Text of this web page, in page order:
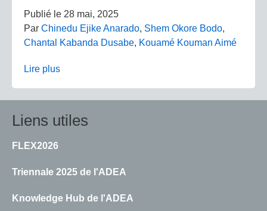
Publié le 28 mai, 2025
Par Chinedu Ejike Anarado, Shem Okore Bodo,
Chantal Kabanda Dusabe, Kouamé Kouman Aimé
Lire plus
Liens utiles
FLEX2026
Triennale 2025 de l'ADEA
Knowledge Hub de l'ADEA